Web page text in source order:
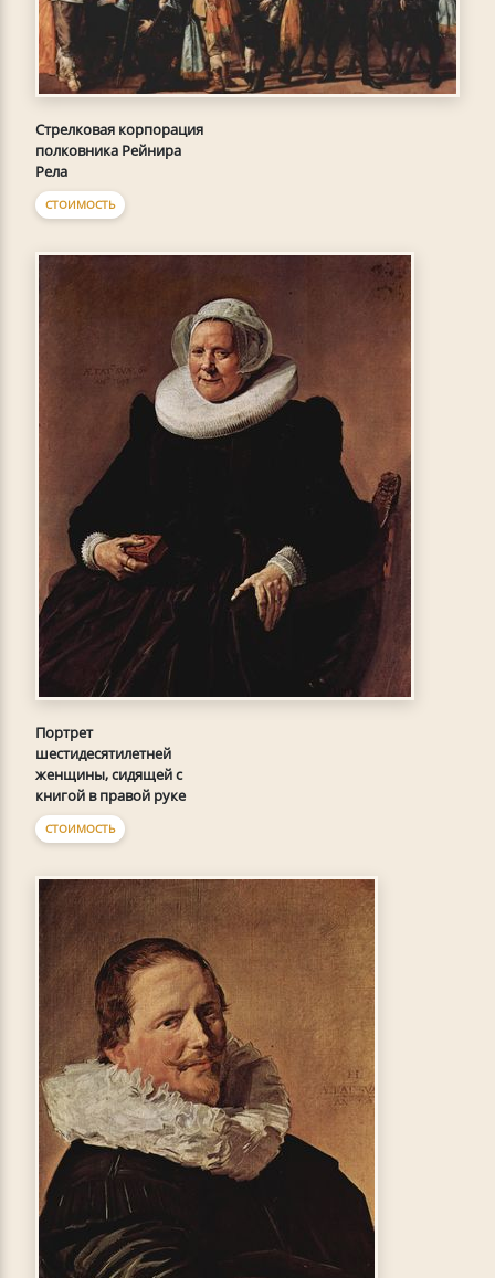
Стрелковая корпорация
полковника Рейнира
Рела
СТОИМОСТЬ
Портрет
шестидесятилетней
женщины, сидящей с
книгой в правой руке
СТОИМОСТЬ